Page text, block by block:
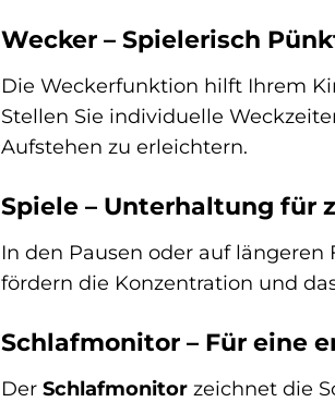
Wecker – Spielerisch
Die Weckerfunktion hilft Ihrem
Stellen Sie individuelle
Aufstehen zu erleichtern.
Spiele – Unterhaltung für
In den Pausen oder auf längeren
fördern die Konzentration und
Schlafmonitor – Für eine
Der Schlafmonitor zeichnet die